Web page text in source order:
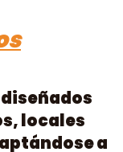
locales
a